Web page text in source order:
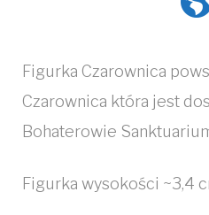
Figurka Czarownica
Czarownica która jest
Bohaterowie
Figurka wysokości ~3,4